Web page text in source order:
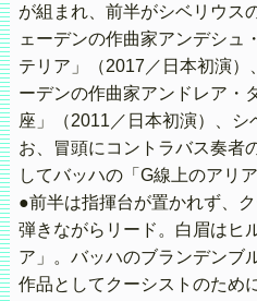
が組まれ、前半がシベリウス
ェーデンの作曲家アンデシュ
テリア」（2017／日本初演）
ーデンの作曲家アンドレア・
座」（2011／日本初演）、
お、冒頭にコントラバス奏者
してバッハの「G線上のアリ
●前半は指揮台が置かれず、
弾きながらリード。白眉はヒ
ア」。バッハのブランデンブ
作品としてクーシストのため